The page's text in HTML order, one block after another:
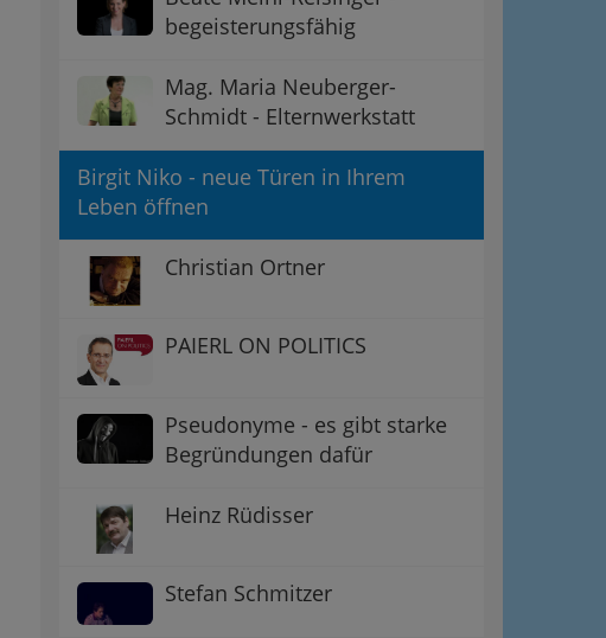
begeisterungsfähig
Mag. Maria Neuberger-
Schmidt - Elternwerkstatt
Birgit Niko - neue Türen in Ihrem
Leben öffnen
Christian Ortner
PAIERL ON POLITICS
Pseudonyme - es gibt starke
Begründungen dafür
Heinz Rüdisser
Stefan Schmitzer